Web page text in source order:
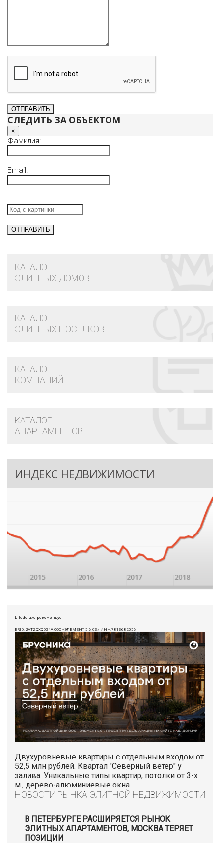
СЛЕДИТЬ ЗА ОБЪЕКТОМ
×
Фамилия:
Email:
КАТАЛОГ
ЭЛИТНЫХ ДОМОВ
КАТАЛОГ
ЭЛИТНЫХ ПОСЕЛКОВ
КАТАЛОГ
КОМПАНИЙ
КАТАЛОГ
АПАРТАМЕНТОВ
ИНДЕКС НЕДВИЖИМОСТИ
Lifedeluxe рекомендует
ERID: 2VTZQXQDG4A ООО «ЭЛЕМЕНТ 5,6 СЗ» ИНН:7813682056
Двухуровневые квартиры с отдельным входом от
52,5 млн рублей. Квартал "Северный ветер" у
залива. Уникальные типы квартир, потолки от 3-х
м., дерево-алюминиевые окна
НОВОСТИ РЫНКА ЭЛИТНОЙ НЕДВИЖИМОСТИ
В ПЕТЕРБУРГЕ РАСШИРЯЕТСЯ РЫНОК
ЭЛИТНЫХ АПАРТАМЕНТОВ, МОСКВА ТЕРЯЕТ
ПОЗИЦИИ